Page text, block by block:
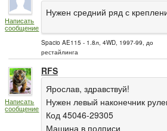
Написать
сообщение
Нужен средний ряд с
Spacio AE115 - 1.8л, 4WD, 1997-99, до
рестайлинга
Написать
сообщение
RFS
Ярослав, здравствуй!
Нужен левый наконечник
Код 45046-29305
Машина в подписи